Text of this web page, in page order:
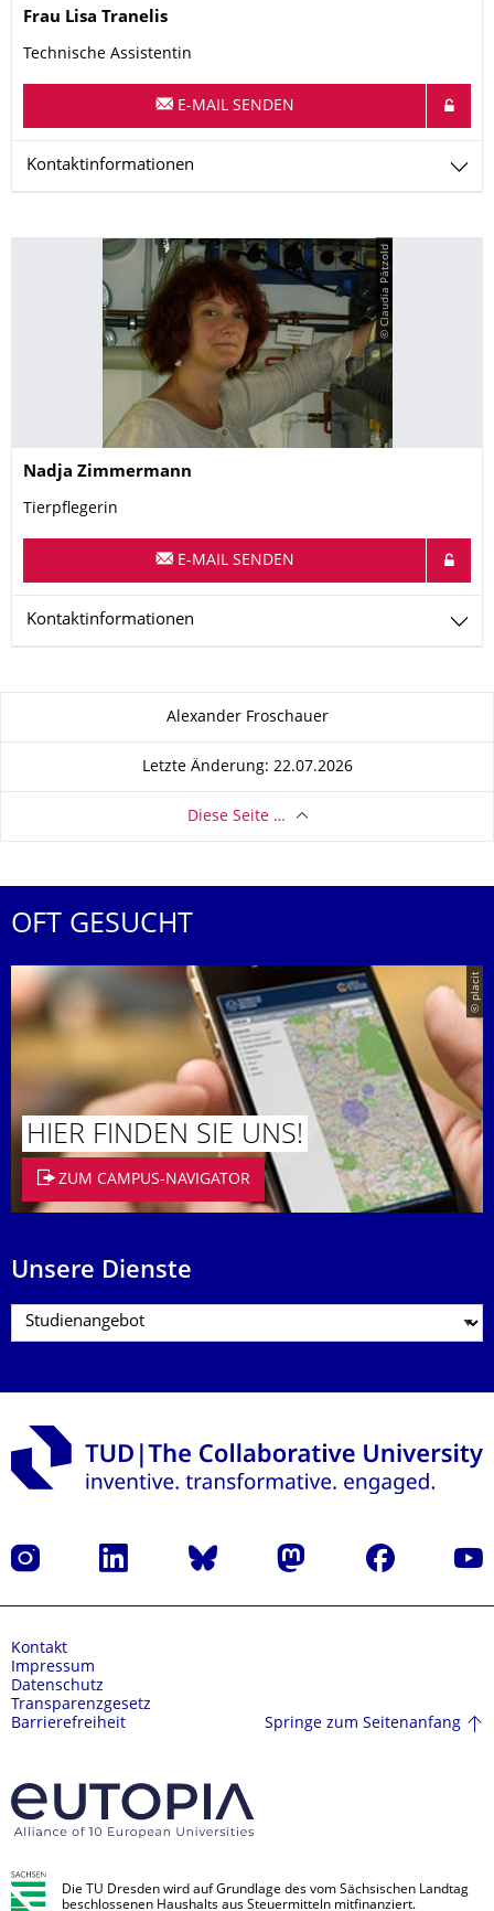
Name
Frau Lisa Tranelis
Technische Assistentin
E-MAIL SENDEN
Kontaktinformationen
© Claudia Pätzold
Name
Nadja Zimmermann
Tierpflegerin
E-MAIL SENDEN
Kontaktinformationen
Zu dieser SeiteAlexander Froschauer
Letzte Änderung: 22.07.2026
Diese Seite …
OFT GESUCHT
© placit
HIER FINDEN SIE UNS!
ZUM CAMPUS-NAVIGATOR
Unsere Dienste
Instagram LinkedIn Bluesky Mastodon Facebook
Kontakt
Impressum
Datenschutz
Transparenzgesetz
Barrierefreiheit
Springe zum Seitenanfang
Die TU Dresden wird auf Grundlage des vom Sächsischen Landtag
beschlossenen Haushalts aus Steuermitteln mitfinanziert.